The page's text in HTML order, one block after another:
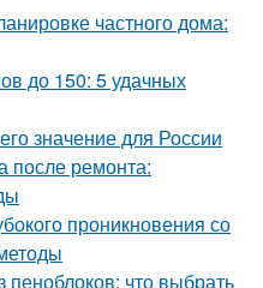
частного дома:
до 150: 5 удачных
значение для России
после ремонта:
проникновения со
что выбрать